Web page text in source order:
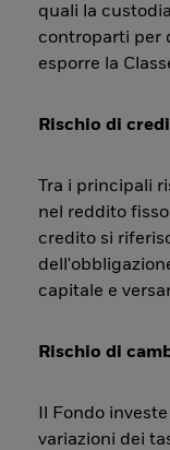
quali la
controparti per
esporre la
Rischio di
Tra i principali
nel reddito
credito si
capitale e
Rischio di
Il Fondo
variazioni dei